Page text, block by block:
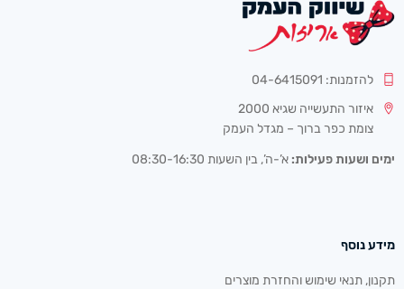
להזמנות: 04-6415091
איזור התעשייה שגיא 2000
צומת כפר ברוך – מגדל העמק
ימים ושעות פעילות: א’-ה’, בין השעות 08:30-16:30
מידע נוסף
תקנון, תנאי שימוש והחזרת מוצרים